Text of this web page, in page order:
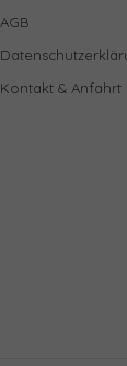
AGB
Kontakt & Anfahrt